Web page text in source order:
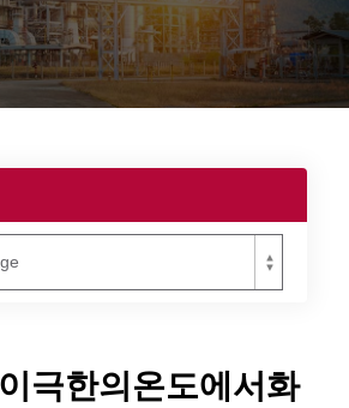
극한의온도에서화